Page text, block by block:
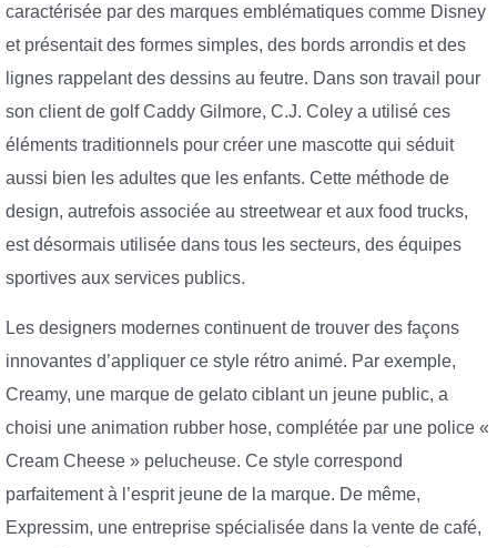
caractérisée par des marques emblématiques comme Disney
et présentait des formes simples, des bords arrondis et des
lignes rappelant des dessins au feutre. Dans son travail pour
son client de golf Caddy Gilmore, C.J. Coley a utilisé ces
éléments traditionnels pour créer une mascotte qui séduit
aussi bien les adultes que les enfants. Cette méthode de
design, autrefois associée au streetwear et aux food trucks,
est désormais utilisée dans tous les secteurs, des équipes
sportives aux services publics.
Les designers modernes continuent de trouver des façons
innovantes d’appliquer ce style rétro animé. Par exemple,
Creamy, une marque de gelato ciblant un jeune public, a
choisi une animation rubber hose, complétée par une police «
Cream Cheese » pelucheuse. Ce style correspond
parfaitement à l’esprit jeune de la marque. De même,
Expressim, une entreprise spécialisée dans la vente de café,